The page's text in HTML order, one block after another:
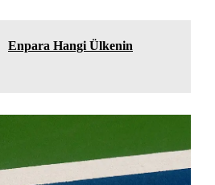
Enpara Hangi Ülkenin